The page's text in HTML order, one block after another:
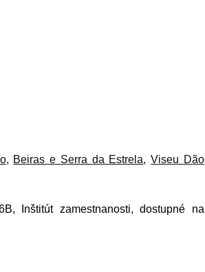
, Beiras e Serra da Estrela,Viseu Dão
Inštitút zamestnanosti, dostupné na